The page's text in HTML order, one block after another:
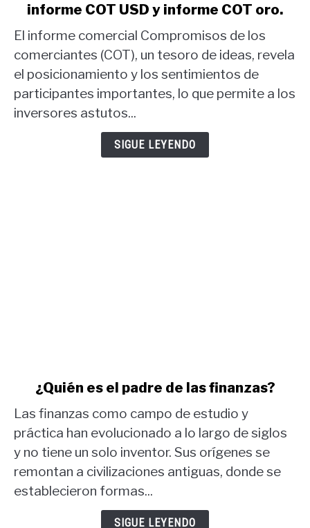
Estrategia
del
informe
COT:
informe
COT
informe COT USD y informe COT oro.
El informe comercial Compromisos de los
comerciantes (COT), un tesoro de ideas, revela
el posicionamiento y los sentimientos de
participantes importantes, lo que permite a los
inversores astutos...
SIGUE LEYENDO
¿Quién
es
el
las
¿Quién es el padre de las finanzas?
Las finanzas como campo de estudio y
práctica han evolucionado a lo largo de siglos
y no tiene un solo inventor. Sus orígenes se
remontan a civilizaciones antiguas, donde se
establecieron formas...
SIGUE LEYENDO